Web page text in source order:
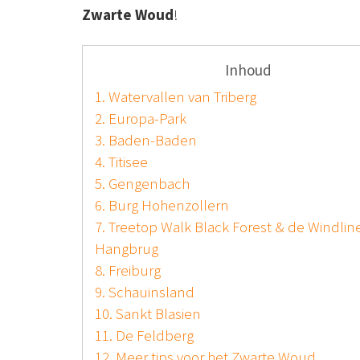
Zwarte Woud!
Inhoud
1. Watervallen van Triberg
2. Europa-Park
3. Baden-Baden
4. Titisee
5. Gengenbach
6. Burg Hohenzollern
7. Treetop Walk Black Forest & de
Hangbrug
8. Freiburg
9. Schauinsland
10. Sankt Blasien
11. De Feldberg